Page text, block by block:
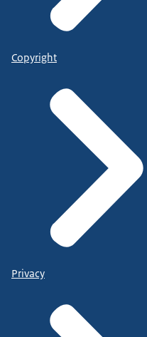
Copyright
Privacy